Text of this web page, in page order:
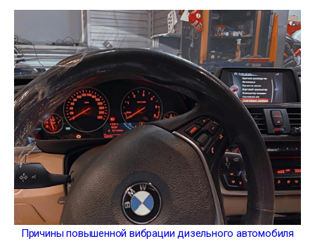
Причины повышенной вибрации дизельного автомобиля